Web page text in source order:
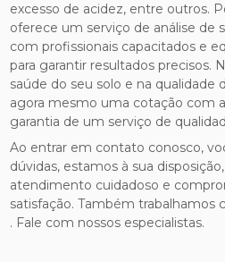
excesso de acidez, entre outros.
oferece um serviço de análise de
com profissionais capacitados e
para garantir resultados precisos.
saúde do seu solo e na qualidade
agora mesmo uma cotação com
garantia de um serviço de
Ao entrar em contato conosco,
dúvidas, estamos à sua
atendimento cuidadoso e
satisfação. Também trabalhamos
. Fale com nossos especialistas.